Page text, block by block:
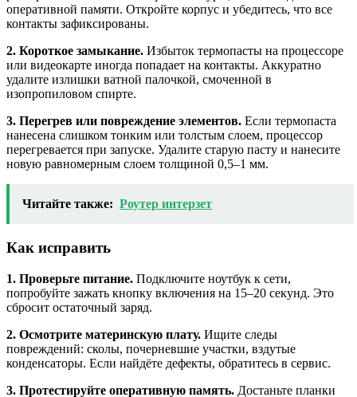
оперативной памяти. Откройте корпус и убедитесь, что все
контакты зафиксированы.
2. Короткое замыкание. Избыток термопасты на процессоре
или видеокарте иногда попадает на контакты. Аккуратно
удалите излишки ватной палочкой, смоченной в
изопропиловом спирте.
3. Перегрев или повреждение элементов. Если термопаста
нанесена слишком тонким или толстым слоем, процессор
перегревается при запуске. Удалите старую пасту и нанесите
новую равномерным слоем толщиной 0,5–1 мм.
Читайте также: Роутер интерзет
Как исправить
1. Проверьте питание. Подключите ноутбук к сети,
попробуйте зажать кнопку включения на 15–20 секунд. Это
сбросит остаточный заряд.
2. Осмотрите материнскую плату. Ищите следы
повреждений: сколы, почерневшие участки, вздутые
конденсаторы. Если найдёте дефекты, обратитесь в сервис.
3. Протестируйте оперативную память. Достаньте планки